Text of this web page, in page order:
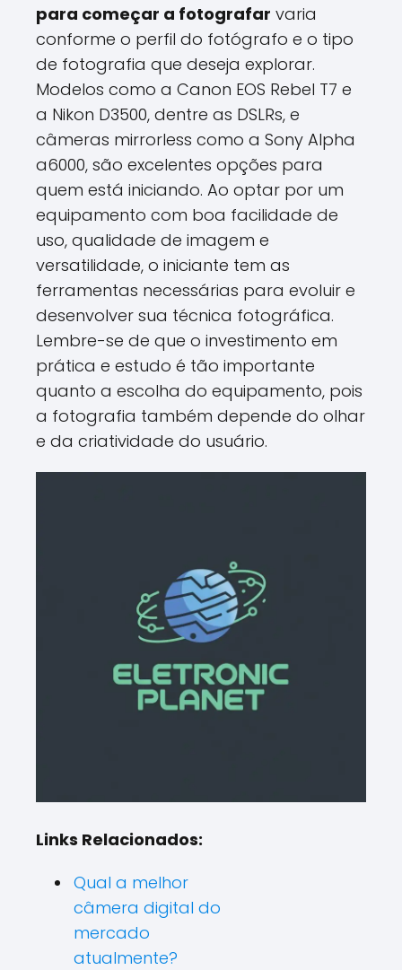
para começar a fotografar varia
conforme o perfil do fotógrafo e o tipo
de fotografia que deseja explorar.
Modelos como a Canon EOS Rebel T7 e
a Nikon D3500, dentre as DSLRs, e
câmeras mirrorless como a Sony Alpha
a6000, são excelentes opções para
quem está iniciando. Ao optar por um
equipamento com boa facilidade de
uso, qualidade de imagem e
versatilidade, o iniciante tem as
ferramentas necessárias para evoluir e
desenvolver sua técnica fotográfica.
Lembre-se de que o investimento em
prática e estudo é tão importante
quanto a escolha do equipamento, pois
a fotografia também depende do olhar
e da criatividade do usuário.
Links Relacionados:
Qual a melhor
câmera digital do
mercado
atualmente?